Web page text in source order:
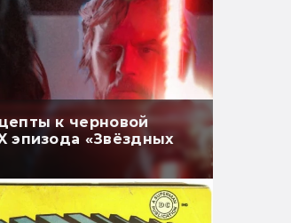
к черновой
эпизода «Звёздных